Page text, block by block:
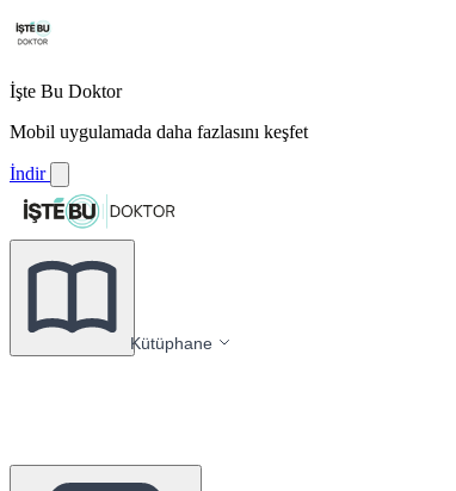
İşte Bu Doktor
Mobil uygulamada daha fazlasını keşfet
İndir
Kütüphane